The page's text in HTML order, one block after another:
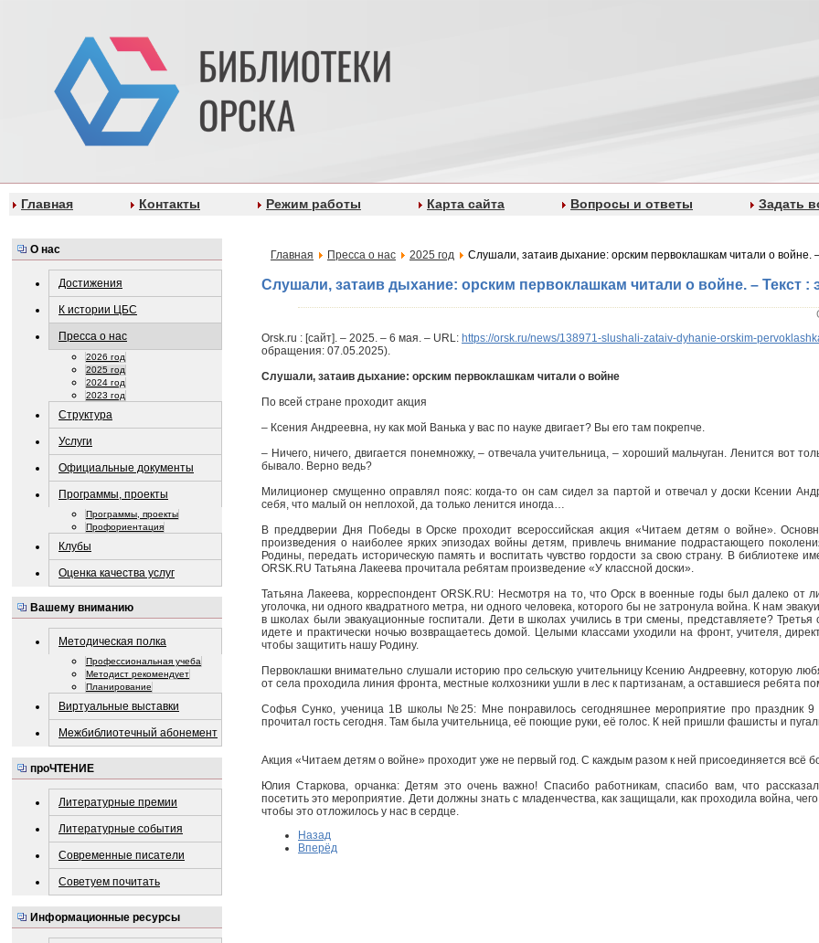
Главная Контакты Режим работы Карта сайта Вопросы и ответы Задать
О нас
Достижения
К истории ЦБС
Пресса о нас
2026 год
2025 год
2024 год
2023 год
Структура
Услуги
Официальные документы
Программы, проекты
Программы, проекты
Профориентация
Клубы
Оценка качества услуг
Вашему вниманию
Методическая полка
Профессиональная учеба
Методист рекомендует
Планирование
Виртуальные выставки
Межбиблиотечный абонемент
проЧТЕНИЕ
Литературные премии
Литературные события
Современные писатели
Советуем почитать
Информационные ресурсы
Главная Пресса о нас 2025 год Слушали, затаив дыхание: орским первоклашкам читали о войне.
Слушали, затаив дыхание: орским первоклашкам читали о войне. – Текст :
Оrsk.ru : [сайт]. – 2025. – 6 мая. – URL: https://orsk.ru/news/138971-slushali-zataiv-dyhanie-orskim-
обращения: 07.05.2025).
Слушали, затаив дыхание: орским первоклашкам читали о войне
По всей стране проходит акция
– Ксения Андреевна, ну как мой Ванька у вас по науке двигает? Вы его там покрепче.
– Ничего, ничего, двигается понемножку, – отвечала учительница, – хороший мальчуган. Ленится вот
бывало. Верно ведь?
Милиционер смущенно оправлял пояс: когда-то он сам сидел за партой и отвечал у доски Ксении
себя, что малый он неплохой, да только ленится иногда…
В преддверии Дня Победы в Орске проходит всероссийская акция «Читаем детям о войне».
произведения о наиболее ярких эпизодах войны детям, привлечь внимание подрастающего
Родины, передать историческую память и воспитать чувство гордости за свою страну. В библиотеке
ORSK.RU Татьяна Лакеева прочитала ребятам произведение «У классной доски».
Татьяна Лакеева, корреспондент ORSK.RU: Несмотря на то, что Орск в военные годы был далеко от
уголочка, ни одного квадратного метра, ни одного человека, которого бы не затронула война. К нам
в школах были эвакуационные госпитали. Дети в школах учились в три смены, представляете?
идете и практически ночью возвращаетесь домой. Целыми классами уходили на фронт, учителя,
чтобы защитить нашу Родину.
Первоклашки внимательно слушали историю про сельскую учительницу Ксению Андреевну, которую
от села проходила линия фронта, местные колхозники ушли в лес к партизанам, а оставшиеся ребята
Софья Сунко, ученица 1В школы №25: Мне понравилось сегодняшнее мероприятие про праздник 9
прочитал гость сегодня. Там была учительница, её поющие руки, её голос. К ней пришли фашисты и
Акция «Читаем детям о войне» проходит уже не первый год. С каждым разом к ней присоединяется всё
Юлия Старкова, орчанка: Детям это очень важно! Спасибо работникам, спасибо вам, что
посетить это мероприятие. Дети должны знать с младенчества, как защищали, как проходила война,
чтобы это отложилось у нас в сердце.
Назад
Вперёд